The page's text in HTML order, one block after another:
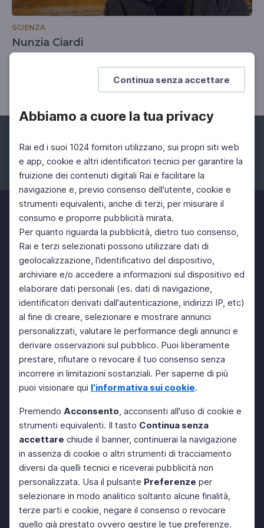
Continua senza accettare
Abbiamo a cuore la tua privacy
Rai ed i suoi 1024 fornitori utilizzano, sui propri siti web
e app, cookie e altri identificatori tecnici per garantire la
fruizione dei contenuti digitali Rai e facilitare la
navigazione e, previo consenso dell'utente, cookie e
strumenti equivalenti, anche di terzi, per misurare il
consumo e proporre pubblicità mirata.
Per quanto riguarda la pubblicità, dietro tuo consenso,
Rai e terzi selezionati possono utilizzare dati di
geolocalizzazione, l'identificativo del dispositivo,
archiviare e/o accedere a informazioni sul dispositivo ed
elaborare dati personali (es. dati di navigazione,
identificatori derivati dall'autenticazione, indirizzi IP, etc)
al fine di creare, selezionare e mostrare annunci
personalizzati, valutare le performance degli annunci e
derivare osservazioni sul pubblico. Puoi liberamente
prestare, rifiutare o revocare il tuo consenso senza
incorrere in limitazioni sostanziali. Per saperne di più
puoi visionare qui l'informativa sui cookie.
Premendo Acconsento, acconsenti all'uso di cookie e
strumenti equivalenti. Il tasto Continua senza
accettare chiude il banner, continuerai la navigazione
in assenza di cookie o altri strumenti di tracciamento
diversi da quelli tecnici e riceverai pubblicità non
personalizzata. Usa il pulsante Preferenze per
selezionare in modo analitico soltanto alcune finalità,
terze parti e cookie, negare il consenso o revocare
quello già prestato ovvero gestire le tue preferenze.
SCIENZA
Nunzia Ciardi
Cybersicurezza nazionale (ACN)
Facebook Instagram Twitter